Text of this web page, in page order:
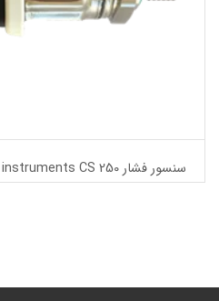
سنسور فشار CS instruments CS 250